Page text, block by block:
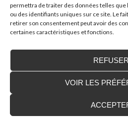
permettra de traiter des données telles
ou des identifiants uniques sur ce site. Le
retirer son consentement peut avoir des
certaines caractéristiques et fonctions.
REFUSER
VOIR LES
AUTRES
Réalisations récentes
Financement sur-mesure
ASCENSEUR PRIVATIF EHS 17